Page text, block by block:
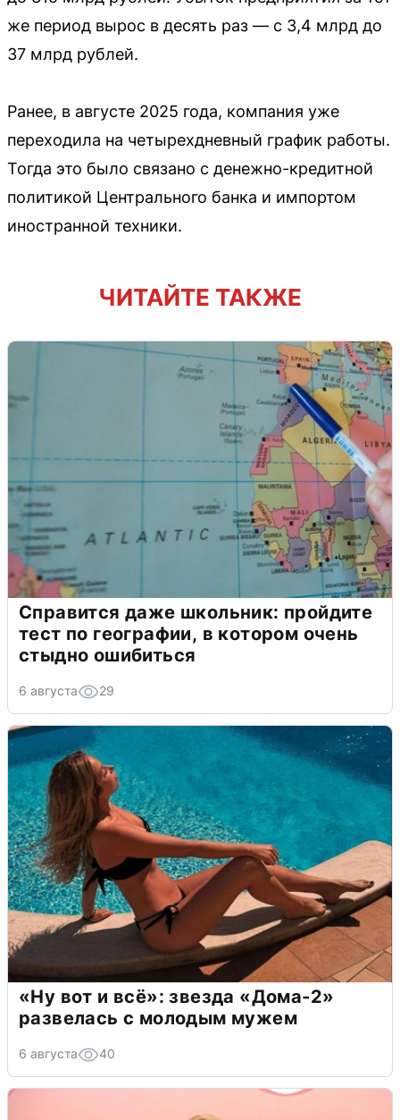
же период вырос в десять раз — с 3,4 млрд до
37 млрд рублей.
Ранее, в августе 2025 года, компания уже
переходила на четырехдневный график работы.
Тогда это было связано с денежно-кредитной
политикой Центрального банка и импортом
иностранной техники.
ЧИТАЙТЕ ТАКЖЕ
Справится даже школьник: пройдите
тест по географии, в котором очень
стыдно ошибиться
6 августа 29
«Ну вот и всё»: звезда «Дома-2»
развелась с молодым мужем
6 августа 40